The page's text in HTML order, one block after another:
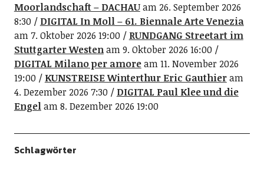
Moorlandschaft – DACHAUam 26. September 2026
8:30
DIGITAL In Moll – 61. Biennale Arte Venezia
am 7. Oktober 2026 19:00
RUNDGANG Streetart im
Stuttgarter Westenam 9. Oktober 2026 16:00
DIGITAL Milano per amoream 11. November 2026
19:00
KUNSTREISE Winterthur Eric Gauthieram
4. Dezember 2026 7:30
DIGITAL Paul Klee und die
Engelam 8. Dezember 2026 19:00
Schlagwörter